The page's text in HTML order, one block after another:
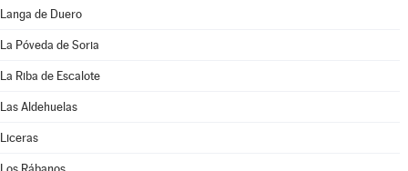
Langa de Duero
La Póveda de Soria
La Riba de Escalote
Las Aldehuelas
Liceras